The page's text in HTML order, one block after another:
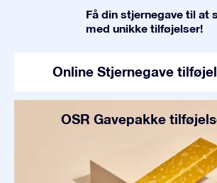
Få din stjernegave til at
med unikke tilføjelser!
Online Stjernegave
OSR Gavepakke